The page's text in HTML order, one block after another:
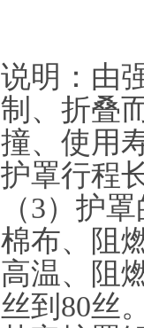
说明： 由
制、折叠
撞、使用
护罩行程
（3） 护罩
棉布、阻
高温、阻
丝到 80丝